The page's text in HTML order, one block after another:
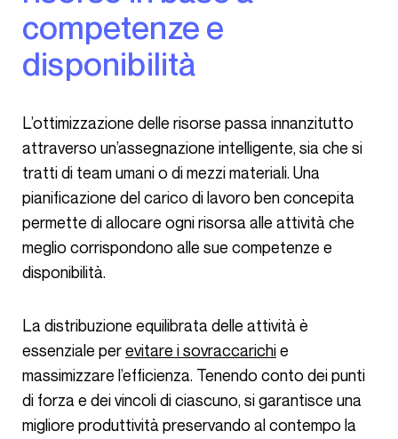
competenze e
disponibilità
L’ottimizzazione delle risorse passa innanzitutto
attraverso un’assegnazione intelligente, sia che si
tratti di team umani o di mezzi materiali. Una
pianificazione del carico di lavoro ben concepita
permette di allocare ogni risorsa alle attività che
meglio corrispondono alle sue competenze e
disponibilità.
La distribuzione equilibrata delle attività è
essenziale perevitare i sovraccarichie
massimizzare l’efficienza. Tenendo conto dei punti
di forza e dei vincoli di ciascuno, si garantisce una
migliore produttività preservando al contempo la